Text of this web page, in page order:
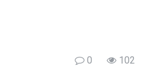
0 102